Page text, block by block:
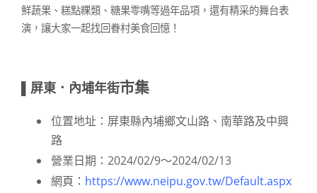
鮮蔬果、糕點粿類、糖果零嘴等過年品項，還有精采的舞台表
演，讓大家一起找回眷村美食回憶！
▌屏東．內埔年街市集
位置地址：屏東縣內埔鄉文山路、南華路及中興
路
營業日期：2024/02/9～2024/02/13
網頁： https://www.neipu.gov.tw/Default.aspx